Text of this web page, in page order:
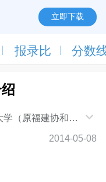
立即下载
报录比 分数
（原福建协和大
工程院院士专
苗基
2014-05-08